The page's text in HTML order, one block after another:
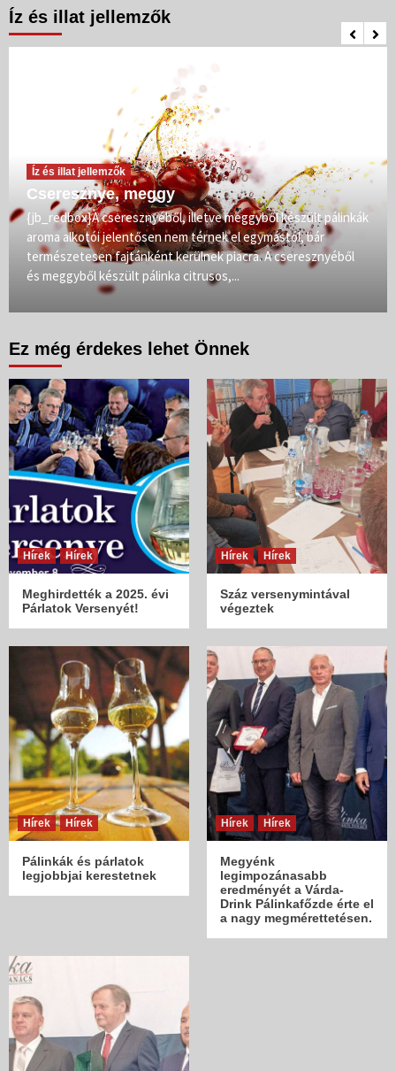
Íz és illat jellemzők
Íz és illat jellemzők
Cseresznye, meggy
{jb_redbox}A cseresznyéből, illetve meggyből készült pálinkák
aroma alkotói jelentősen nem térnek el egymástól, bár
természetesen fajtánként kerülnek piacra. A cseresznyéből
és meggyből készült pálinka citrusos,...
Ez még érdekes lehet Önnek
Hírek Hírek
Meghirdették a 2025. évi
Párlatok Versenyét!
Hírek Hírek
Száz versenymintával
végeztek
Hírek Hírek
Pálinkák és párlatok
legjobbjai kerestetnek
Hírek Hírek
Megyénk
legimpozánasabb
eredményét a Várda-
Drink Pálinkafőzde érte el
a nagy megmérettetésen.